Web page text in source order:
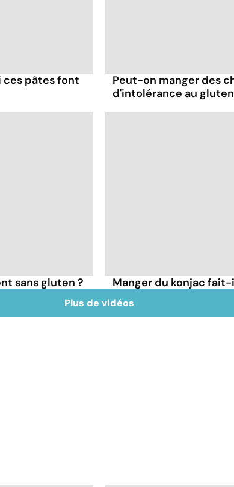
ces pâtes font
Peut-on manger des
d'intolérance au
sans gluten ? Manger du konjac
Plus de vidéos